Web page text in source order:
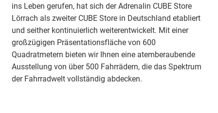
ins Leben gerufen, hat sich der Adrenalin CUBE Store
Lörrach als zweiter CUBE Store in Deutschland etabliert
und seither kontinuierlich weiterentwickelt. Mit einer
großzügigen Präsentationsfläche von 600
Quadratmetern bieten wir Ihnen eine atemberaubende
Ausstellung von über 500 Fahrrädern, die das Spektrum
der Fahrradwelt vollständig abdecken.